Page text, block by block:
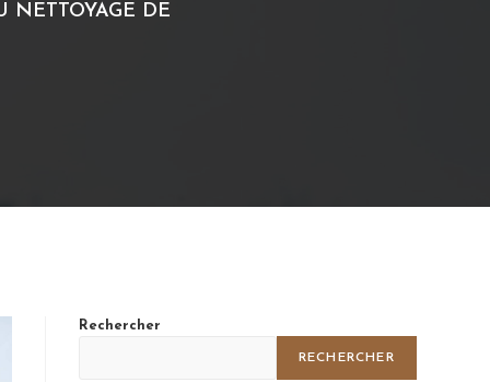
NETTOYAGE DE
Rechercher
RECHERCHER